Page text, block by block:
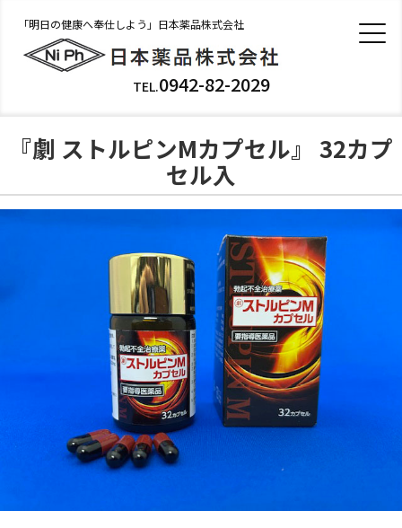
「明日の健康へ奉仕しよう」日本薬品株式会社
TEL.0942-82-2029
『劇 ストルピンMカプセル』 32カプ
セル入